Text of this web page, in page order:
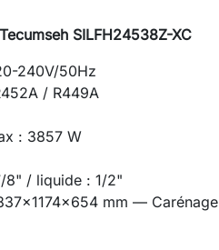
SILFH24538Z-XC
240V/50Hz
/ R449A
: 3857 W
8" / liquide : 1/2"
mm — Carénage